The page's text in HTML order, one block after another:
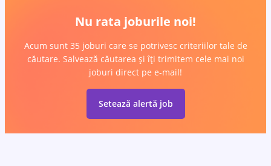
Nu rata joburile noi!
Acum sunt 35 joburi care se potrivesc criteriilor tale de
căutare. Salvează căutarea și îți trimitem cele mai noi
joburi direct pe e-mail!
Setează alertă job